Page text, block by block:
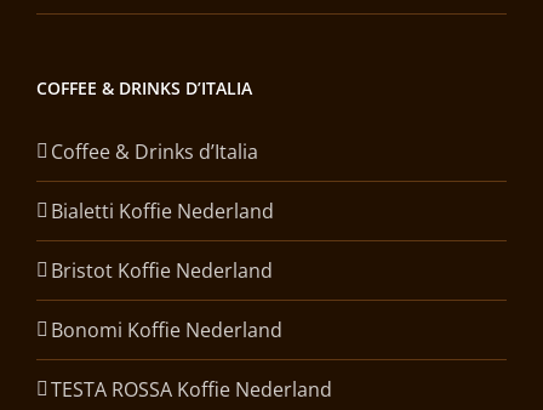
COFFEE & DRINKS D’ITALIA
Coffee & Drinks d’Italia
Bialetti Koffie Nederland
Bristot Koffie Nederland
Bonomi Koffie Nederland
TESTA ROSSA Koffie Nederland